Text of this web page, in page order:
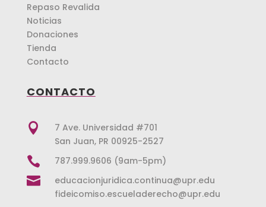
Repaso Revalida
Noticias
Donaciones
Tienda
Contacto
CONTACTO

7 Ave. Universidad #701
San Juan, PR 00925-2527
 787.999.9606 (9am-5pm)

educacionjuridica.continua@upr.edu
fideicomiso.escueladerecho@upr.edu